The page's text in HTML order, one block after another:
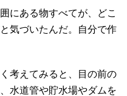
にある物すべてが、どこ
気づいたんだ。自分で作
考えてみると、目の前の
水道管や貯水場やダムを